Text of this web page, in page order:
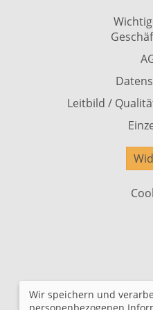
Leitbild /
Wir speichern und